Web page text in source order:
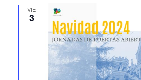
VIE
3